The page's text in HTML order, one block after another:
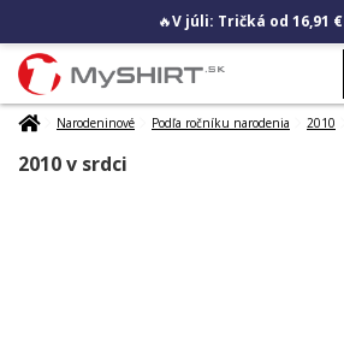
🔥V júli: Tričká od 16,91 €
Narodeninové Podľa ročníku narodenia 2010
2010 v srdci